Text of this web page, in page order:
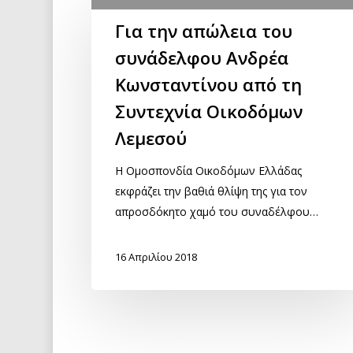
Για την απώλεια του
συνάδελφου Ανδρέα
Κωνσταντίνου από τη
Συντεχνία Οικοδόμων
Λεμεσού
Η Ομοσπονδία Οικοδόμων Ελλάδας
εκφράζει την βαθιά θλίψη της για τον
απροσδόκητο χαμό του συναδέλφου…
16 Απριλίου 2018